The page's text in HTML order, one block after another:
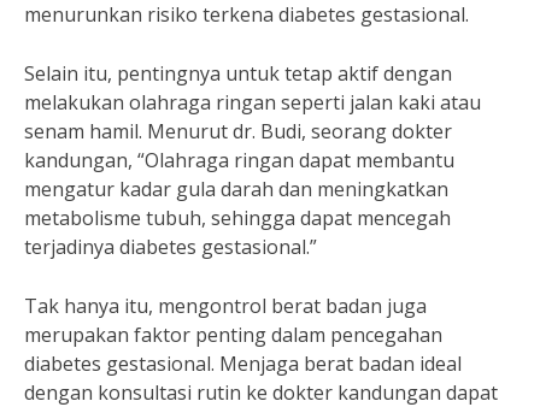
menurunkan risiko terkena diabetes gestasional.
Selain itu, pentingnya untuk tetap aktif dengan
melakukan olahraga ringan seperti jalan kaki atau
senam hamil. Menurut dr. Budi, seorang dokter
kandungan, “Olahraga ringan dapat membantu
mengatur kadar gula darah dan meningkatkan
metabolisme tubuh, sehingga dapat mencegah
terjadinya diabetes gestasional.”
Tak hanya itu, mengontrol berat badan juga
merupakan faktor penting dalam pencegahan
diabetes gestasional. Menjaga berat badan ideal
dengan konsultasi rutin ke dokter kandungan dapat